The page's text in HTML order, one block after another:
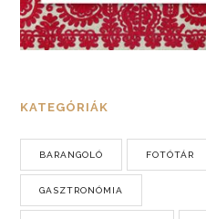
KATEGÓRIÁK
BARANGOLÓ FOTÓTÁR
GASZTRONÓMIA